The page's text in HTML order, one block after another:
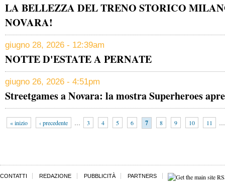
LA BELLEZZA DEL TRENO STORICO
NOVARA!
giugno 28, 2026 - 12:39am
NOTTE D'ESTATE A PERNATE
giugno 26, 2026 - 4:51pm
Streetgames a Novara: la mostra Superheroes
« inizio ‹ precedente … 3 4 5 6 7 8 9 10 11 …
CONTATTI REDAZIONE PUBBLICITÀ PARTNERS